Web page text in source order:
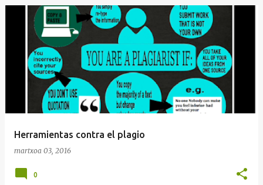
Herramientas contra el plagio
martxoa 03, 2016
0